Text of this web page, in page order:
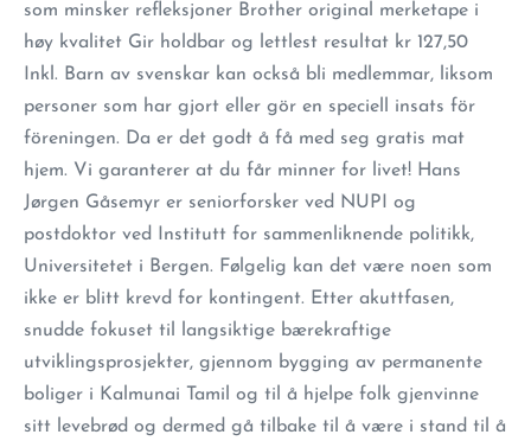
som minsker refleksjoner Brother original merketape i
høy kvalitet Gir holdbar og lettlest resultat kr 127,50
Inkl. Barn av svenskar kan också bli medlemmar, liksom
personer som har gjort eller gör en speciell insats för
föreningen. Da er det godt å få med seg gratis mat
hjem. Vi garanterer at du får minner for livet! Hans
Jørgen Gåsemyr er seniorforsker ved NUPI og
postdoktor ved Institutt for sammenliknende politikk,
Universitetet i Bergen. Følgelig kan det være noen som
ikke er blitt krevd for kontingent. Etter akuttfasen,
snudde fokuset til langsiktige bærekraftige
utviklingsprosjekter, gjennom bygging av permanente
boliger i Kalmunai Tamil og til å hjelpe folk gjenvinne
sitt levebrød og dermed gå tilbake til å være i stand til å